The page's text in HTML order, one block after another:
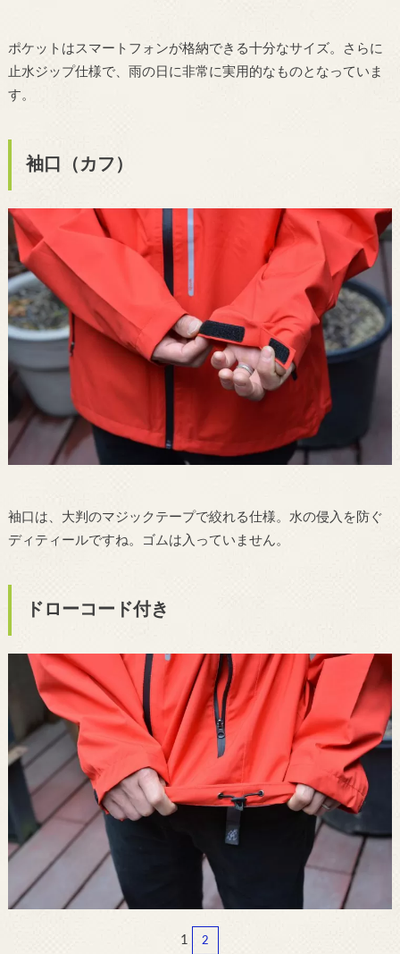
ポケットはスマートフォンが格納できる十分なサイズ。さらに
止水ジップ仕様で、雨の日に非常に実用的なものとなっていま
す。
袖口（カフ）
袖口は、大判のマジックテープで絞れる仕様。水の侵入を防ぐ
ディティールですね。ゴムは入っていません。
ドローコード付き
1 2